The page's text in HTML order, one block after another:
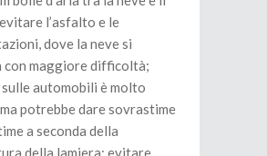
l’asfalto e le
dove la neve si
con maggiore difficoltà;
automobili è molto
potrebbe dare sovrastime
a seconda della
della lamiera; evitare